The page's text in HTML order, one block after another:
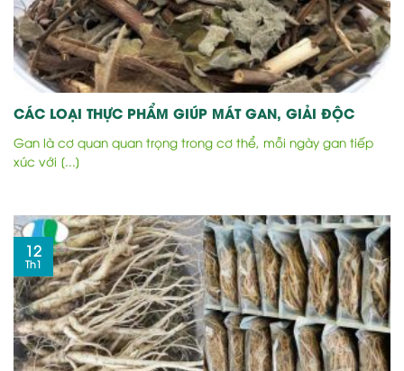
CÁC LOẠI THỰC PHẨM GIÚP MÁT GAN, GIẢI ĐỘC
Gan là cơ quan quan trọng trong cơ thể, mỗi ngày gan tiếp
xúc với [...]
12
Th1